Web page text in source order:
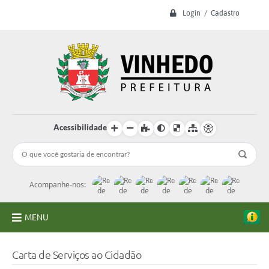
Login / Cadastro
Acessibilidade
Acompanhe-nos:
MENU
Carta de Serviços ao Cidadão